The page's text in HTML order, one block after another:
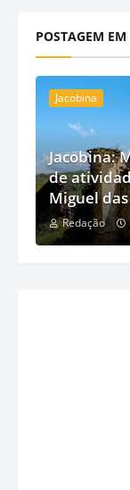
POSTAGEM EM
Jacobina
Jacobina:
de
Miguel
Redação